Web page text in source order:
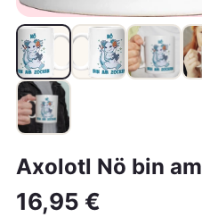
Axolotl Nö bin
16,95 €